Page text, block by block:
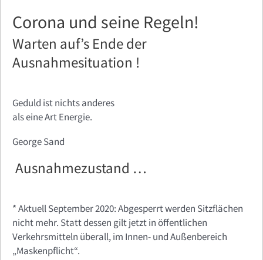
Corona und seine Regeln!
Warten auf’s Ende der
Ausnahmesituation !
Geduld ist nichts anderes
als eine Art Energie.
George Sand
Ausnahmezustand …
* Aktuell September 2020: Abgesperrt werden Sitzflächen
nicht mehr. Statt dessen gilt jetzt in öffentlichen
Verkehrsmitteln überall, im Innen- und Außenbereich
„Maskenpflicht“.